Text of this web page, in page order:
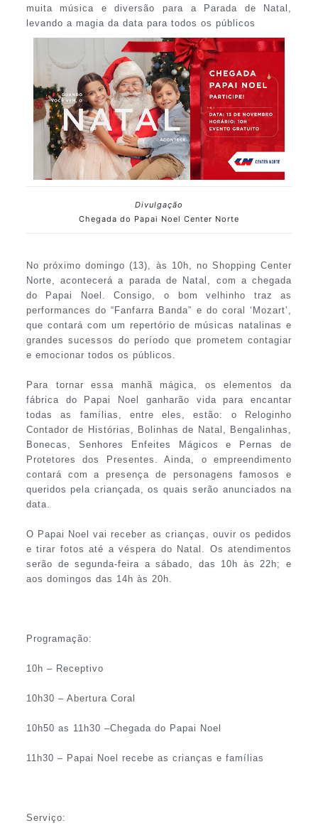
muita música e diversão para a Parada de Natal,
levando a magia da data para todos os públicos
Divulgação
Chegada do Papai Noel Center Norte
No próximo domingo (13), às 10h, no Shopping Center
Norte, acontecerá a parada de Natal, com a chegada
do Papai Noel. Consigo, o bom velhinho traz as
performances do “Fanfarra Banda” e do coral ‘Mozart’,
que contará com um repertório de músicas natalinas e
grandes sucessos do período que prometem contagiar
e emocionar todos os públicos.
Para tornar essa manhã mágica, os elementos da
fábrica do Papai Noel ganharão vida para encantar
todas as famílias, entre eles, estão: o Reloginho
Contador de Histórias, Bolinhas de Natal, Bengalinhas,
Bonecas, Senhores Enfeites Mágicos e Pernas de
Protetores dos Presentes. Ainda, o empreendimento
contará com a presença de personagens famosos e
queridos pela criançada, os quais serão anunciados na
data.
O Papai Noel vai receber as crianças, ouvir os pedidos
e tirar fotos até a véspera do Natal. Os atendimentos
serão de segunda-feira a sábado, das 10h às 22h; e
aos domingos das 14h às 20h.
Programação:
10h – Receptivo
10h30 – Abertura Coral
10h50 as 11h30 –Chegada do Papai Noel
11h30 – Papai Noel recebe as crianças e famílias
Serviço: